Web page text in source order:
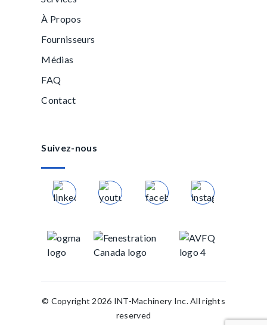
À Propos
Fournisseurs
Médias
FAQ
Contact
Suivez-nous
© Copyright 2026 INT-Machinery Inc. All rights
reserved